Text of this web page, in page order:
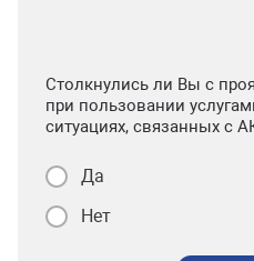
Столкнулись ли Вы с
при пользовании
ситуациях, связанных с
Да
Нет